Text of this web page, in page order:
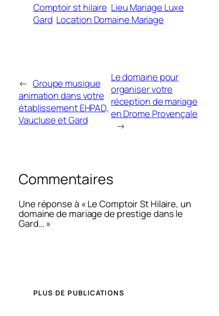
Comptoir st hilaire Lieu Mariage Luxe
Gard Location Domaine Mariage
← Groupe musique
animation dans votre
établissement EHPAD,
Vaucluse et Gard
Le domaine pour
organiser votre
réception de mariage
en Drome Provençale
→
Commentaires
Une réponse à « Le Comptoir St Hilaire, un
domaine de mariage de prestige dans le
Gard… »
PLUS DE PUBLICATIONS